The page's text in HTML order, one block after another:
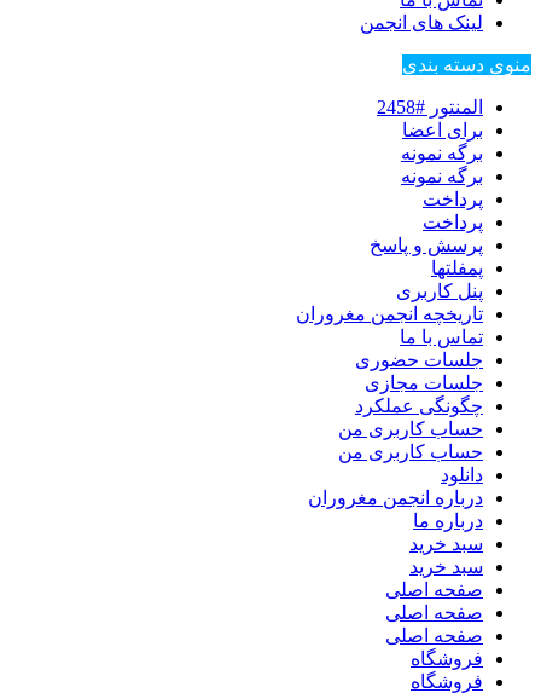
لینک های انجمن
منوی دسته بندی
المنتور #2458
برای اعضا
برگه نمونه
برگه نمونه
پرداخت
پرداخت
پرسش و پاسخ
پمفلتها
پنل کاربری
تاریخچه انجمن مغروران
تماس با ما
جلسات حضوری
جلسات مجازی
چگونگی عملکرد
حساب کاربری من
حساب کاربری من
دانلود
درباره انجمن مغروران
درباره ما
سبد خرید
سبد خرید
صفحه اصلی
صفحه اصلی
صفحه اصلی
فروشگاه
فروشگاه